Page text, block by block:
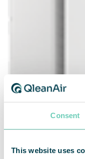
Consent
This website uses